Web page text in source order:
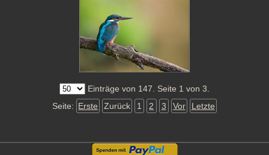
Einträge von 147. Seite 1 von 3.
Seite: Erste Zurück 1 2 3 Vor Letzte